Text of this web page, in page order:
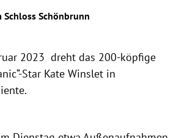
Schönbrunn
2023 dreht das 200-köpfige
Star Kate Winslet in